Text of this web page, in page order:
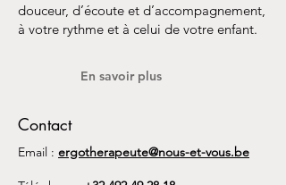
douceur, d’écoute et d’accompagnement,
à votre rythme et à celui de votre enfant.
En savoir plus
Contact
Email : ergotherapeute@nous-et-vous.be